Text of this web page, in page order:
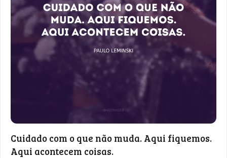
Cuidado com o que não muda. Aqui fiquemos.
Aqui acontecem coisas.